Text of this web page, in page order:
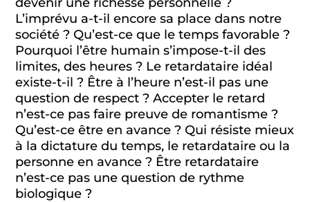
L’imprévu a-t-il encore sa place dans notre
société ? Qu’est-ce que le temps favorable ?
Pourquoi l’être humain s’impose-t-il des
limites, des heures ? Le retardataire idéal
existe-t-il ? Être à l’heure n’est-il pas une
question de respect ? Accepter le retard
n’est-ce pas faire preuve de romantisme ?
Qu’est-ce être en avance ? Qui résiste mieux
à la dictature du temps, le retardataire ou la
personne en avance ? Être retardataire
n’est-ce pas une question de rythme
biologique ?